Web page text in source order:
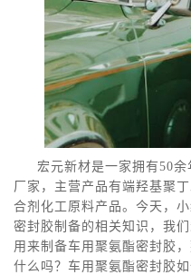
宏元新材是一家拥有50
厂家，主营产品有端羟基聚
合剂化工原料产品。今天，
密封胶制备的相关知识，我
用来制备车用聚氨酯密封胶
什么吗？车用聚氨酯密封胶